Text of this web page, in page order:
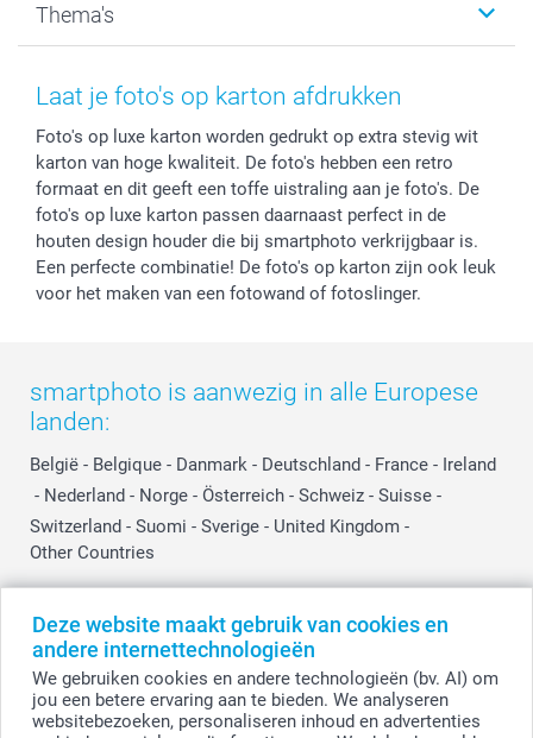
Deze website maakt gebruik van cookies en
andere internettechnologieën
We gebruiken cookies en andere technologieën (bv. AI) om
jou een betere ervaring aan te bieden. We analyseren
websitebezoeken, personaliseren inhoud en advertenties
Kaarten
Bestelproces
Herroepingsrecht
Privacy
Cookiebeleid
Reviews
Prijslijst
Investor Relations
Tevredenheidsgarantie
Mijn orderstatus
smartbonus
smartfriends
service@smartphoto.nl
Affiliate partnerprogramma
Partnerships
Influencer partnerprogramma
Thema's
Baby
Moederdag
Vaderdag
Huwelijk
Laat je foto's op karton afdrukken
Foto's op luxe karton worden gedrukt op extra stevig wit
karton van hoge kwaliteit. De foto's hebben een retro
formaat en dit geeft een toffe uistraling aan je foto's. De
foto's op luxe karton passen daarnaast perfect in de
houten design houder die bij smartphoto verkrijgbaar is.
Een perfecte combinatie! De foto's op karton zijn ook leuk
voor het maken van een fotowand of fotoslinger.
smartphoto is aanwezig in alle Europese
landen:
België - Belgique - Danmark - Deutschland - France - Ireland
- Nederland - Norge - Österreich - Schweiz - Suisse -
Switzerland - Suomi - Sverige - United Kingdom -
Other Countries
© smartphoto group. Alle rechten voorbehouden.Disclaimer
Alle prijzen zijn in EURO (€) inclusief BTW en exclusief verzendkosten.